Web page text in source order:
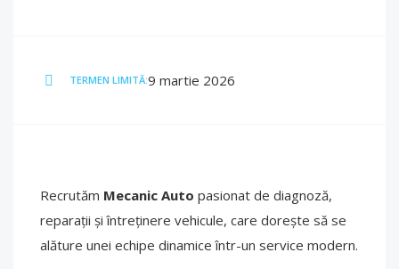
TERMEN LIMITĂ:9 martie 2026
Recrutăm Mecanic Auto pasionat de diagnoză,
reparații și întreținere vehicule, care dorește să se
alăture unei echipe dinamice într-un service modern.